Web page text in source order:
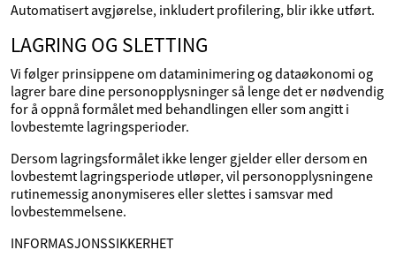
Automatisert avgjørelse, inkludert profilering, blir ikke utført.
LAGRING OG SLETTING
Vi følger prinsippene om dataminimering og dataøkonomi og
lagrer bare dine personopplysninger så lenge det er nødvendig
for å oppnå formålet med behandlingen eller som angitt i
lovbestemte lagringsperioder.
Dersom lagringsformålet ikke lenger gjelder eller dersom en
lovbestemt lagringsperiode utløper, vil personopplysningene
rutinemessig anonymiseres eller slettes i samsvar med
lovbestemmelsene.
INFORMASJONSSIKKERHET